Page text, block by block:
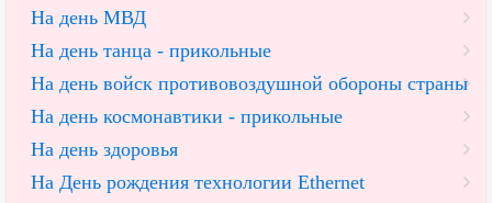
На день МВД
На день танца - прикольные
На день войск противовоздушной обороны страны
На день космонавтики - прикольные
На день здоровья
На День рождения технологии Ethernet